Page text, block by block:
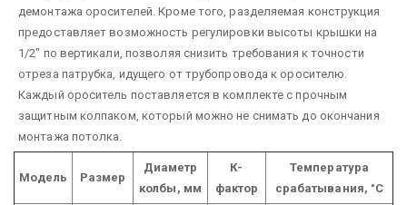
демонтажа оросителей. Кроме того, разделяемая конструкция
предоставляет возможность регулировки высоты крышки на
1/2" по вертикали, позволяя снизить требования к точности
отреза патрубка, идущего от трубопровода к оросителю.
Каждый ороситель поставляется в комплекте с прочным
защитным колпаком, который можно не снимать до окончания
монтажа потолка.
Модель Размер
Диаметр
колбы, мм
К-
фактор
Температура
срабатывания, °С